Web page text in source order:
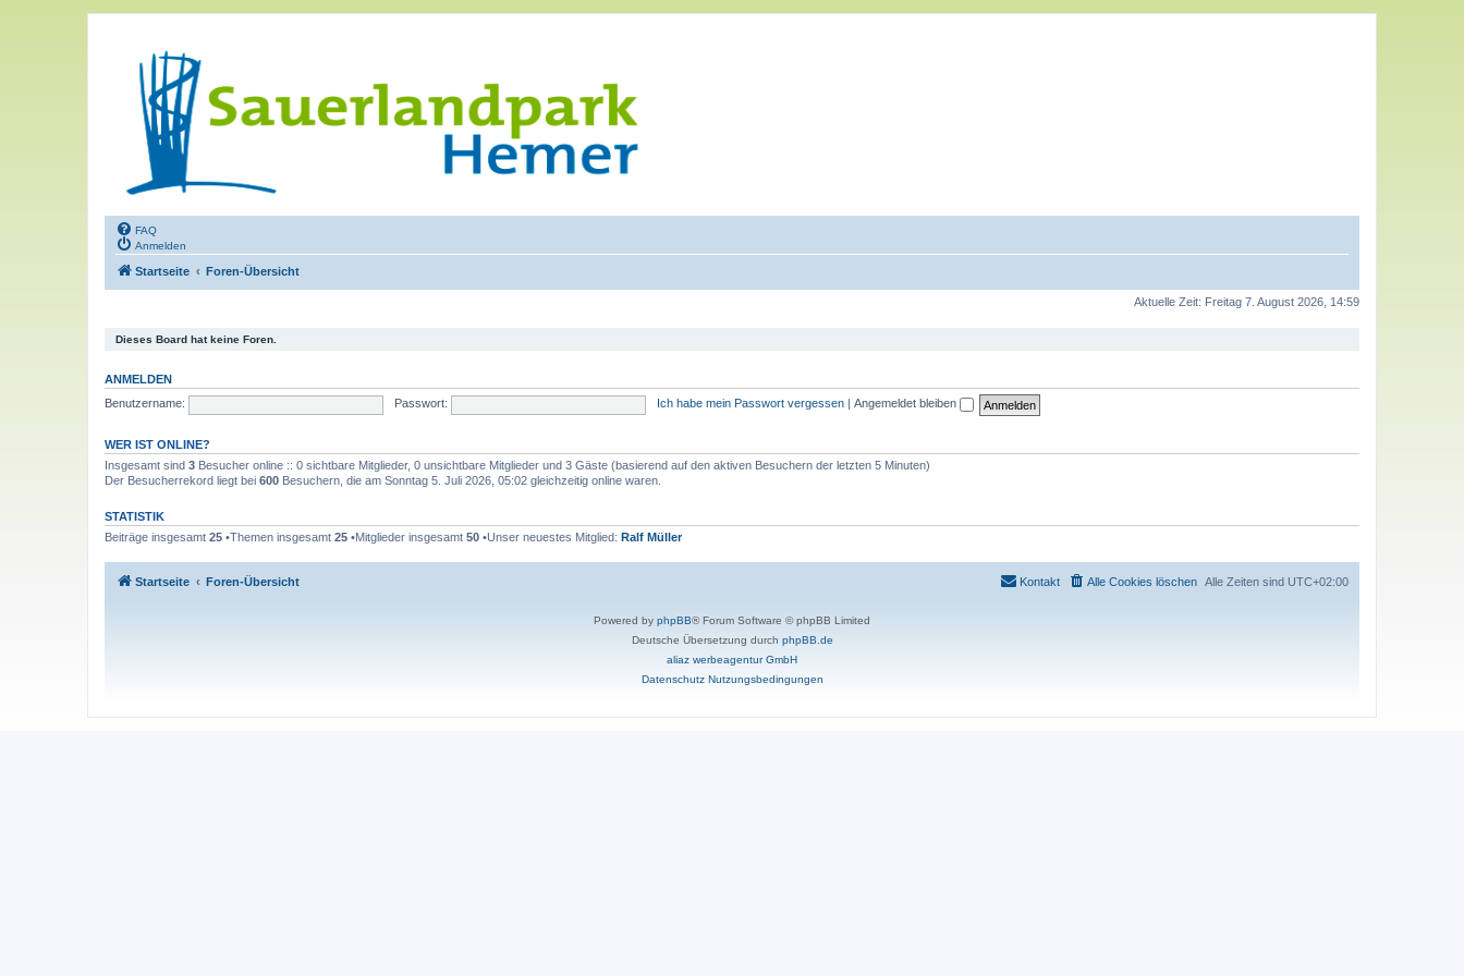
FAQ
Anmelden
Startseite Foren-Übersicht
Aktuelle Zeit: Freitag 7. August 2026, 14:59
Dieses Board hat keine Foren.
ANMELDEN
Benutzername:
Passwort: Ich habe mein Passwort vergessen Angemeldet bleiben
WER IST ONLINE?
Insgesamt sind 3 Besucher online :: 0 sichtbare Mitglieder, 0 unsichtbare Mitglieder und 3 Gäste (basierend auf den aktiven Besuchern der letzten 5 Minuten)
Der Besucherrekord liegt bei 600 Besuchern, die am Sonntag 5. Juli 2026, 05:02 gleichzeitig online waren.
STATISTIK
Beiträge insgesamt 25 •Themen insgesamt 25 •Mitglieder insgesamt 50 •Unser neuestes Mitglied: Ralf Müller
Startseite Foren-Übersicht Alle Zeiten sind UTC+02:00
Alle Cookies löschen
Kontakt
Powered by phpBB® Forum Software © phpBB Limited
Deutsche Übersetzung durch phpBB.de
aliaz werbeagentur GmbH
Datenschutz Nutzungsbedingungen